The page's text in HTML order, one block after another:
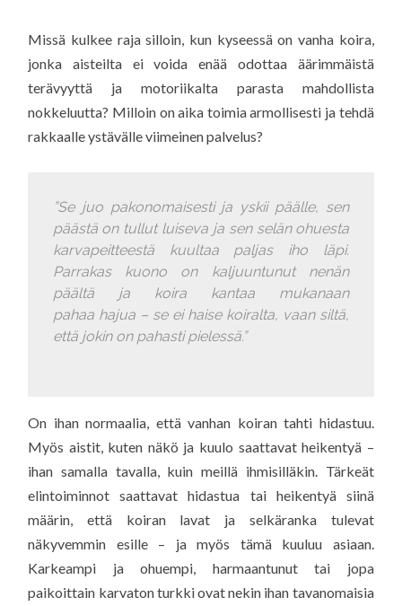
Missä kulkee raja silloin, kun kyseessä on vanha koira,
jonka aisteilta ei voida enää odottaa äärimmäistä
terävyyttä ja motoriikalta parasta mahdollista
nokkeluutta? Milloin on aika toimia armollisesti ja tehdä
rakkaalle ystävälle viimeinen palvelus?
”Se juo pakonomaisesti ja yskii päälle, sen
päästä on tullut luiseva ja sen selän ohuesta
karvapeitteestä kuultaa paljas iho läpi.
Parrakas kuono on kaljuuntunut nenän
päältä ja koira kantaa mukanaan
pahaa hajua – se ei haise koiralta, vaan siltä,
että jokin on pahasti pielessä.”
On ihan normaalia, että vanhan koiran tahti hidastuu.
Myös aistit, kuten näkö ja kuulo saattavat heikentyä –
ihan samalla tavalla, kuin meillä ihmisilläkin. Tärkeät
elintoiminnot saattavat hidastua tai heikentyä siinä
määrin, että koiran lavat ja selkäranka tulevat
näkyvemmin esille – ja myös tämä kuuluu asiaan.
Karkeampi ja ohuempi, harmaantunut tai jopa
paikoittain karvaton turkki ovat nekin ihan tavanomaisia